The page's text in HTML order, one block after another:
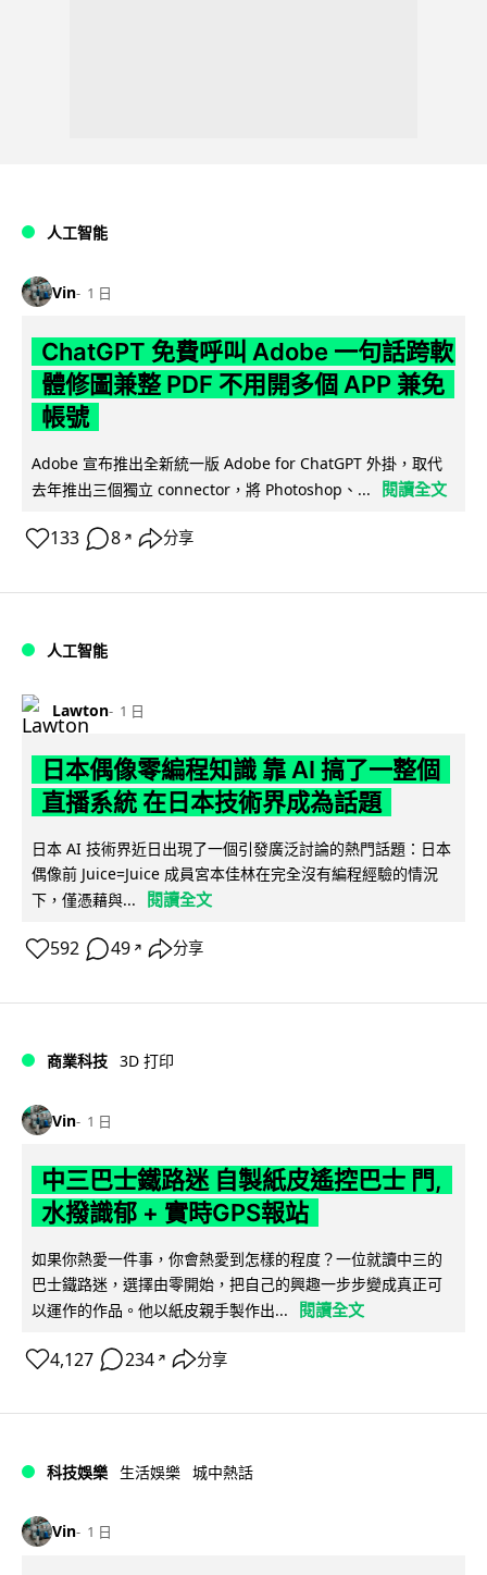
人工智能
Vin 1 日
ChatGPT 免費呼叫 Adobe 一句話跨軟
體修圖兼整 PDF 不用開多個 APP 兼免
帳號
Adobe 宣布推出全新統一版 Adobe for ChatGPT 外掛，取代
去年推出三個獨立 connector，將 Photoshop、...
閱讀全文
133 8 ↗ 分享
人工智能
Lawton 1 日
日本偶像零編程知識 靠 AI 搞了一整個
直播系統 在日本技術界成為話題
日本 AI 技術界近日出現了一個引發廣泛討論的熱門話題：日本
偶像前 Juice=Juice 成員宮本佳林在完全沒有編程經驗的情況
下，僅憑藉與...
閱讀全文
592 49 ↗ 分享
商業科技 3D 打印
Vin 1 日
中三巴士鐵路迷 自製紙皮遙控巴士 門,
水撥識郁 + 實時GPS報站
如果你熱愛一件事，你會熱愛到怎樣的程度？一位就讀中三的
巴士鐵路迷，選擇由零開始，把自己的興趣一步步變成真正可
以運作的作品。他以紙皮親手製作出...
閱讀全文
4,127 234 ↗ 分享
科技娛樂 生活娛樂 城中熱話
Vin 1 日